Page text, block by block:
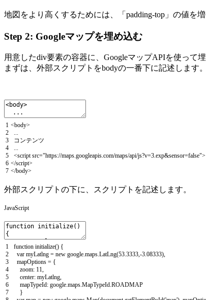
地図をより高くするためには、「padding-top」の値を増
Step 2: Googleマップを埋め込む
用意したdiv要素の容器に、GoogleマップAPIを使って埋
まずは、外部スクリプトをbodyの一番下に記述します。
1
2
3
4
5
6
7
<body>
...
コンテンツ
...
<scriptsrc="https://maps.googleapis.com/maps/api/js?v=3.exp&sensor=false">
</script>
</body>
外部スクリプトの下に、スクリプトを記述します。
JavaScript
1
2
3
4
5
6
7
function initialize() {
var myLatlng = new google.maps.LatLng(53.3333,-3.08333),
mapOptions = {
zoom: 11,
center: myLatlng,
mapTypeId: google.maps.MapTypeId.ROADMAP
}